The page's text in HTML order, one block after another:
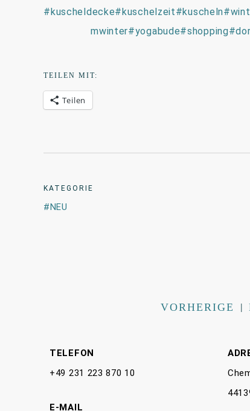
#kuscheldecke#kuschelzeit#kuscheln
mwinter#yogabude#shopping
TEILEN MIT:
Teilen
KATEGORIE
NEU
VORHERIGE |
TELEFON
+49 231 223 870 10
E-MAIL